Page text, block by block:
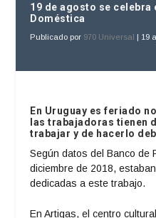
19 de agosto se celebra
Doméstica
Publicado por 970 Universal | 19
En Uruguay es feriado
las trabajadoras tienen
trabajar y de hacerlo
Según datos del Banco de
diciembre de 2018,
dedicadas a este trabajo.
En Artigas, el centro